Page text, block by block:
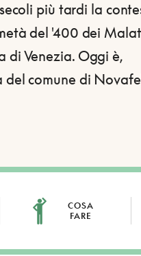
più tardi la
del '400 dei
di Venezia. Oggi è,
del comune di
COSA
FARE